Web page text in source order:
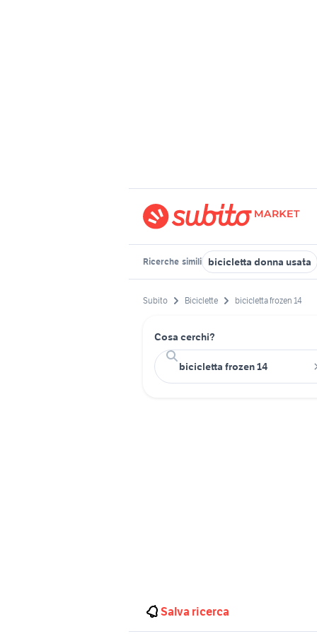
Ricerche simili bicicletta donna usata
Subito Biciclette bicicletta frozen 14
Cosa cerchi?
Salva ricerca